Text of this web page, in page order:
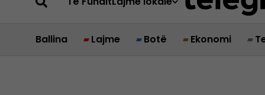
Ballina Lajme Botë Ekonomi